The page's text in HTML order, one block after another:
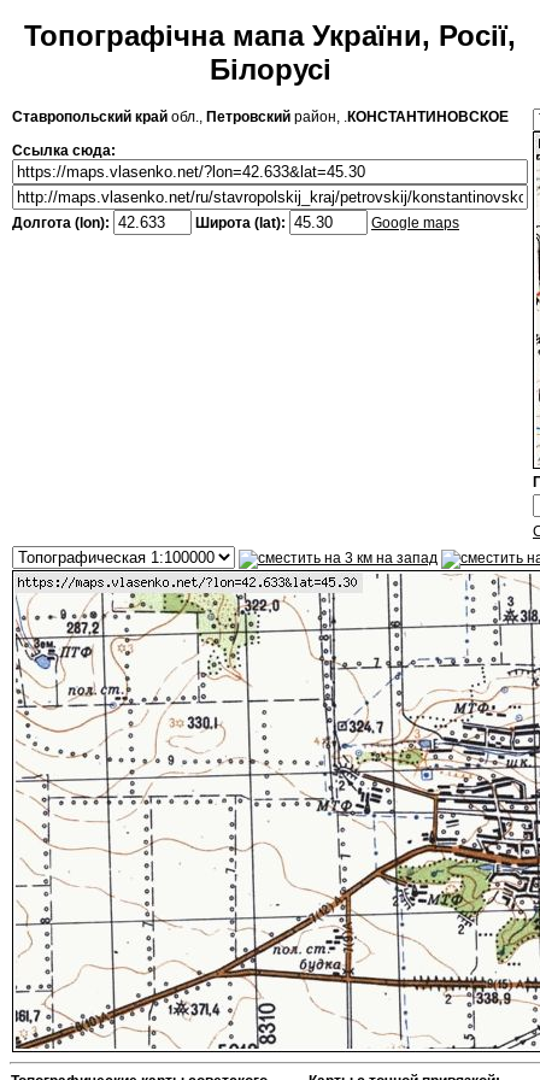
Топографічна мапа України, Росії,
Білорусі
Ставропольский край обл., Петровский район, .КОНСТАНТИНОВСКОЕ
Ссылка сюда:
Долгота (lon): Широта (lat): Google maps